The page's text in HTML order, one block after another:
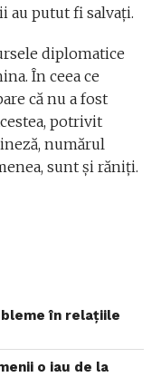
au putut fi salvați.
diplomatice
În ceea ce
că nu a fost
potrivit
numărul
sunt și răniți.
în relațiile
o iau de la